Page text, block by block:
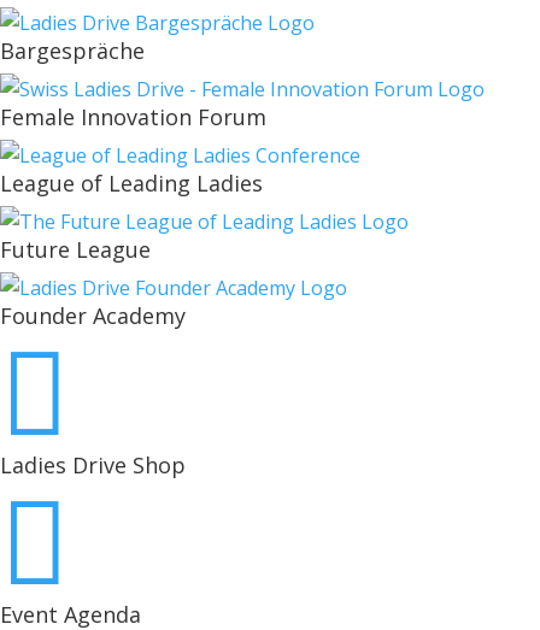
Bargespräche
Female Innovation Forum
League of Leading Ladies
Future League
Founder Academy

Ladies Drive Shop

Event Agenda